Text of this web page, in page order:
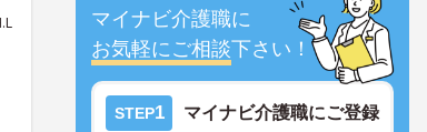
マイナビ介護職に
お気軽にご相談下さい！
STEP1 マイナビ介護職にご登録